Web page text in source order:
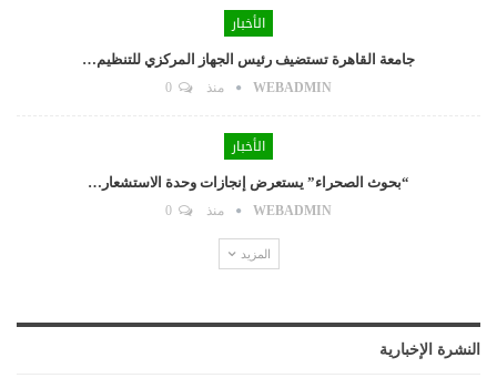
الأخبار
جامعة القاهرة تستضيف رئيس الجهاز المركزي للتنظيم…
WEBADMIN منذ
الأخبار
“بحوث الصحراء” يستعرض إنجازات وحدة الاستشعار…
WEBADMIN منذ
المزيد
النشرة الإخبارية